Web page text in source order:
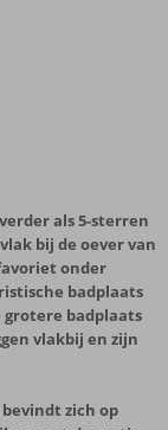
als 5-sterren
bij de oever van
onder
badplaats
grotere badplaats
vlakbij en zijn
zich op